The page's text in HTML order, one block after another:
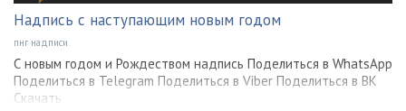
Надпись с наступающим новым годом
пнг надписи
С новым годом и Рождеством надпись Поделиться в WhatsApp
Поделиться в Telegram Поделиться в Viber Поделиться в ВК
Скачать